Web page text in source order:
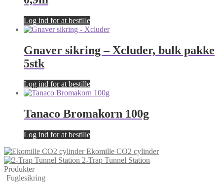
Log ind for at bestille
Gnaver sikring – Xcluder, bulk pakke
5stk
Log ind for at bestille
Tanaco Bromakorn 100g
Log ind for at bestille
Ekomille CO2 cylinder
2-Trap Tunnel Station
Produkter
Fuglesikring